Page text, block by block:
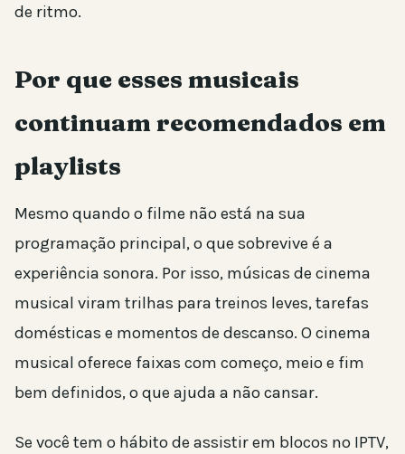
de ritmo.
Por que esses musicais
continuam recomendados em
playlists
Mesmo quando o filme não está na sua
programação principal, o que sobrevive é a
experiência sonora. Por isso, músicas de cinema
musical viram trilhas para treinos leves, tarefas
domésticas e momentos de descanso. O cinema
musical oferece faixas com começo, meio e fim
bem definidos, o que ajuda a não cansar.
Se você tem o hábito de assistir em blocos no IPTV,